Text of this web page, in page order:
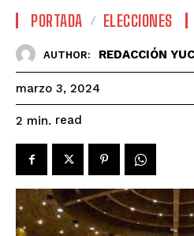
PORTADA ELECCIONES
AUTHOR: REDACCIÓN
marzo 3, 2024
2 min. read